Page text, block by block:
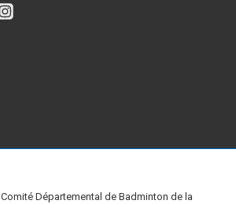
Comité Départemental de Badminton de la